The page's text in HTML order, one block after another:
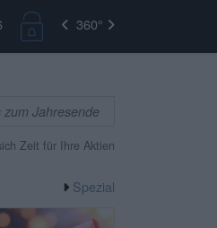
360°
zum Jahresende
Zeit für Ihre Aktien
Spezial